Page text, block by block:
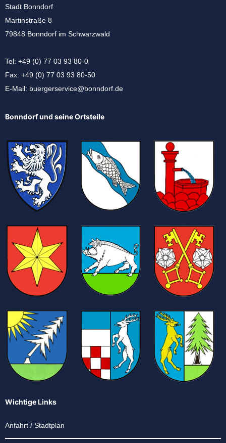
Stadt Bonndorf
Martinstraße 8
79848 Bonndorf im Schwarzwald
Tel: +49 (0) 77 03 93 80-0
Fax: +49 (0) 77 03 93 80-50
E-Mail: buergerservice@bonndorf.de
Bonndorf und seine Ortsteile
Wichtige Links
Anfahrt / Stadtplan